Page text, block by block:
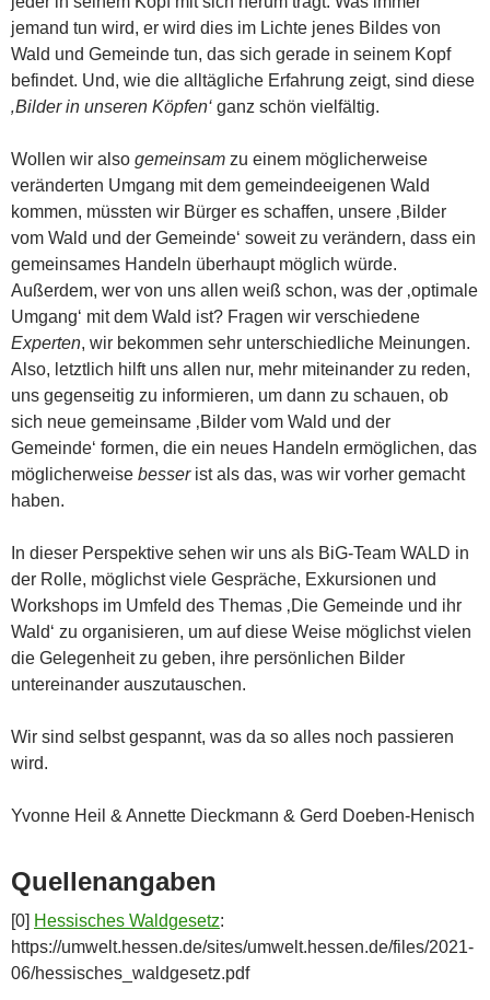
jemand tun wird, er wird dies im Lichte jenes Bildes von
Wald und Gemeinde tun, das sich gerade in seinem Kopf
befindet. Und, wie die alltägliche Erfahrung zeigt, sind diese
‚Bilder in unseren Köpfen‘ ganz schön vielfältig.
Wollen wir also gemeinsam zu einem möglicherweise
veränderten Umgang mit dem gemeindeeigenen Wald
kommen, müssten wir Bürger es schaffen, unsere ‚Bilder
vom Wald und der Gemeinde‘ soweit zu verändern, dass ein
gemeinsames Handeln überhaupt möglich würde.
Außerdem, wer von uns allen weiß schon, was der ‚optimale
Umgang‘ mit dem Wald ist? Fragen wir verschiedene
Experten, wir bekommen sehr unterschiedliche Meinungen.
Also, letztlich hilft uns allen nur, mehr miteinander zu reden,
uns gegenseitig zu informieren, um dann zu schauen, ob
sich neue gemeinsame ‚Bilder vom Wald und der
Gemeinde‘ formen, die ein neues Handeln ermöglichen, das
möglicherweise besserist als das, was wir vorher gemacht
haben.
In dieser Perspektive sehen wir uns als BiG-Team WALD in
der Rolle, möglichst viele Gespräche, Exkursionen und
Workshops im Umfeld des Themas ‚Die Gemeinde und ihr
Wald‘ zu organisieren, um auf diese Weise möglichst vielen
die Gelegenheit zu geben, ihre persönlichen Bilder
untereinander auszutauschen.
Wir sind selbst gespannt, was da so alles noch passieren
wird.
Yvonne Heil & Annette Dieckmann & Gerd Doeben-Henisch
Quellenangaben
[0] Hessisches Waldgesetz:
https://umwelt.hessen.de/sites/umwelt.hessen.de/files/2021-
06/hessisches_waldgesetz.pdf